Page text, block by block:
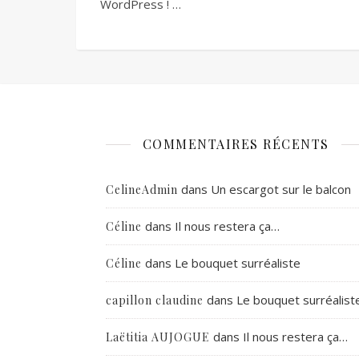
WordPress ! …
COMMENTAIRES RÉCENTS
CelineAdmin dans Un escargot sur le balcon
Céline dans Il nous restera ça…
Céline dans Le bouquet surréaliste
capillon claudine dans Le bouquet
Laëtitia AUJOGUE dans Il nous restera ça…